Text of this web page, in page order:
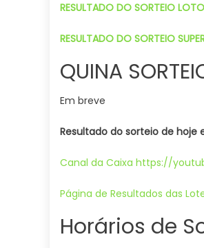
RESULTADO DO SORTEIO
RESULTADO DO SORTEIO
QUINA
Em breve
Resultado do sorteio de hoje
Canal da Caixa https://
Página de Resultados das
Horários de